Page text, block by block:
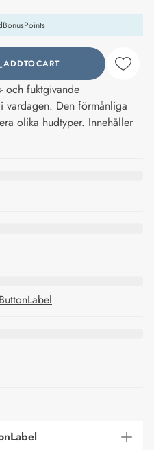
och fuktgivande
vardagen. Den förmånliga
olika hudtyper. Innehåller